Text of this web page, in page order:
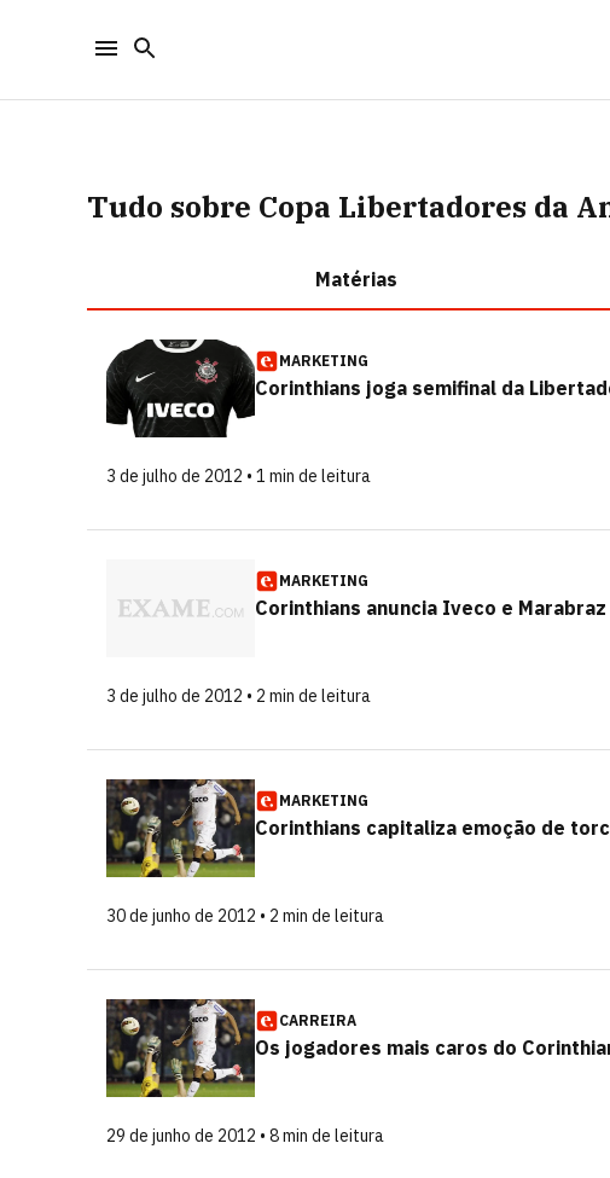
Tudo sobre Copa Libertadores da
Matérias
MARKETING
Corinthians joga semifinal da
3 de julho de 2012 • 1 min de leitura
MARKETING
Corinthians anuncia Iveco e
3 de julho de 2012 • 2 min de leitura
MARKETING
Corinthians capitaliza emoção de
30 de junho de 2012 • 2 min de leitura
CARREIRA
Os jogadores mais caros do
29 de junho de 2012 • 8 min de leitura